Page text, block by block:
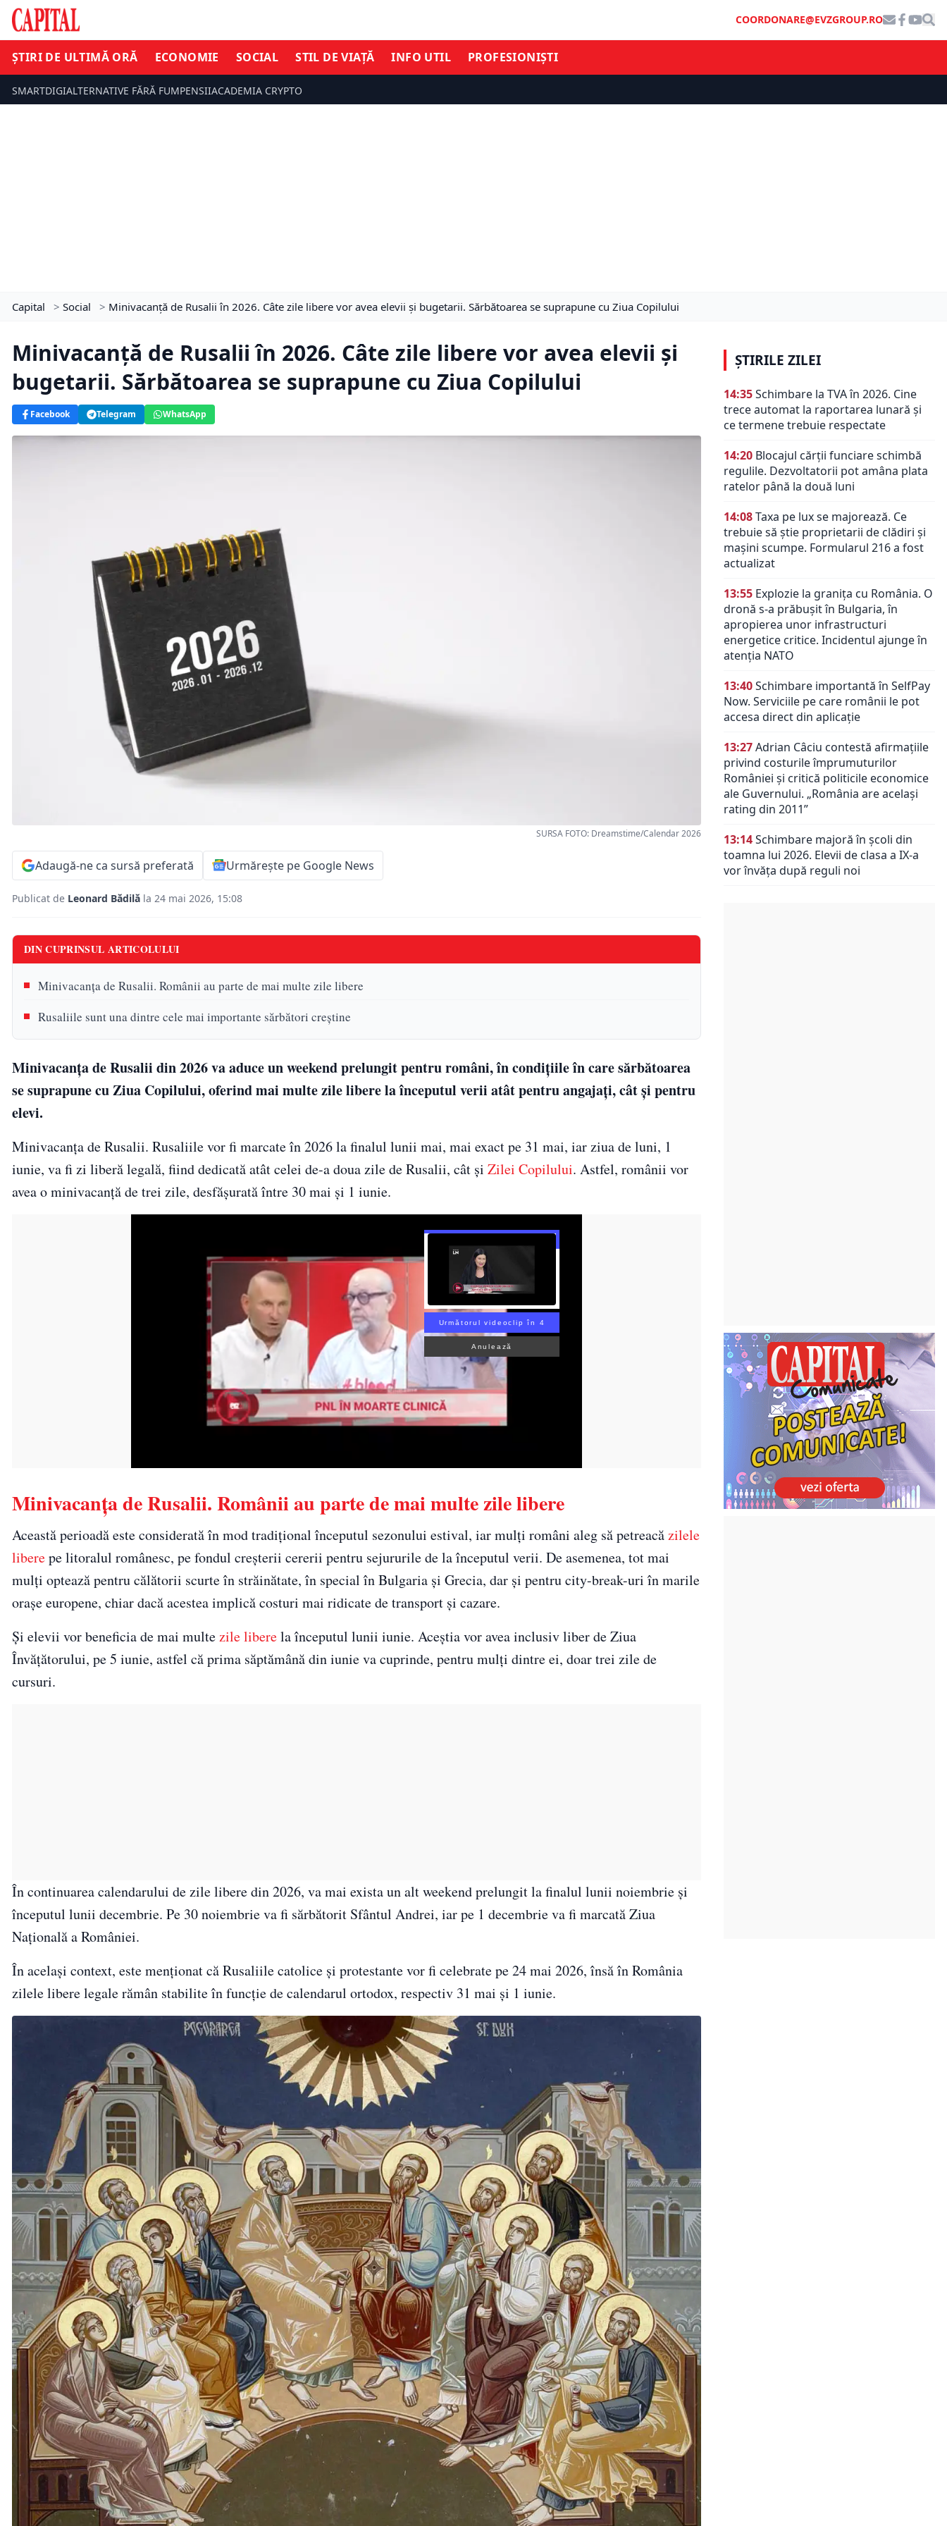
COORDONARE@EVZGROUP.RO
ȘTIRI DE ULTIMĂ ORĂ ECONOMIE SOCIAL STIL DE VIAȚĂ INFO UTIL PROFESIONIȘTI
SMARTDIGIALTERNATIVE FĂRĂ FUMPENSIIACADEMIA CRYPTO
Capital > Social > Minivacanță de Rusalii în 2026. Câte zile libere vor avea elevii și bugetarii. Sărbătoarea se suprapune cu Ziua Copilului
Minivacanță de Rusalii în 2026. Câte zile libere vor avea elevii și
bugetarii. Sărbătoarea se suprapune cu Ziua Copilului
Facebook Telegram WhatsApp
SURSA FOTO: Dreamstime/Calendar 2026
Adaugă-ne ca sursă preferată Urmărește pe Google News
Publicat de Leonard Bădilă la 24 mai 2026, 15:08
DIN CUPRINSUL ARTICOLULUI
Minivacanța de Rusalii. Românii au parte de mai multe zile libere
Rusaliile sunt una dintre cele mai importante sărbători creștine
Minivacanța de Rusalii din 2026 va aduce un weekend prelungit pentru români, în condițiile în care sărbătoarea
se suprapune cu Ziua Copilului, oferind mai multe zile libere la începutul verii atât pentru angajați, cât și pentru
elevi.
Minivacanța de Rusalii. Rusaliile vor fi marcate în 2026 la finalul lunii mai, mai exact pe 31 mai, iar ziua de luni, 1
iunie, va fi zi liberă legală, fiind dedicată atât celei de-a doua zile de Rusalii, cât și Zilei Copilului. Astfel, românii vor
avea o minivacanță de trei zile, desfășurată între 30 mai și 1 iunie.
Următorul videoclip în 3
Anulează
Minivacanța de Rusalii. Românii au parte de mai multe zile libere
Această perioadă este considerată în mod tradițional începutul sezonului estival, iar mulți români aleg să petreacăzilele
liberepe litoralul românesc, pe fondul creșterii cererii pentru sejururile de la începutul verii. De asemenea, tot mai
mulți optează pentru călătorii scurte în străinătate, în special în Bulgaria și Grecia, dar și pentru city-break-uri în marile
orașe europene, chiar dacă acestea implică costuri mai ridicate de transport și cazare.
Și elevii vor beneficia de mai multezile liberela începutul lunii iunie. Aceștia vor avea inclusiv liber de Ziua
Învățătorului, pe 5 iunie, astfel că prima săptămână din iunie va cuprinde, pentru mulți dintre ei, doar trei zile de
cursuri.
În continuarea calendarului de zile libere din 2026, va mai exista un alt weekend prelungit la finalul lunii noiembrie și
începutul lunii decembrie. Pe 30 noiembrie va fi sărbătorit Sfântul Andrei, iar pe 1 decembrie va fi marcată Ziua
Națională a României.
În același context, este menționat că Rusaliile catolice și protestante vor fi celebrate pe 24 mai 2026, însă în România
zilele libere legale rămân stabilite în funcție de calendarul ortodox, respectiv 31 mai și 1 iunie.
ȘTIRILE ZILEI
14:35Schimbare la TVA în 2026. Cine
trece automat la raportarea lunară și
ce termene trebuie respectate
14:20 Blocajul cărții funciare schimbă
regulile. Dezvoltatorii pot amâna plata
ratelor până la două luni
14:08Taxa pe lux se majorează. Ce
trebuie să știe proprietarii de clădiri și
mașini scumpe. Formularul 216 a fost
actualizat
13:55 Explozie la granița cu România. O
dronă s-a prăbușit în Bulgaria, în
apropierea unor infrastructuri
energetice critice. Incidentul ajunge în
atenția NATO
13:40Schimbare importantă în SelfPay
Now. Serviciile pe care românii le pot
accesa direct din aplicație
13:27Adrian Câciu contestă afirmațiile
privind costurile împrumuturilor
României și critică politicile economice
ale Guvernului. „România are același
rating din 2011”
13:14Schimbare majoră în școli din
toamna lui 2026. Elevii de clasa a IX-a
vor învăța după reguli noi